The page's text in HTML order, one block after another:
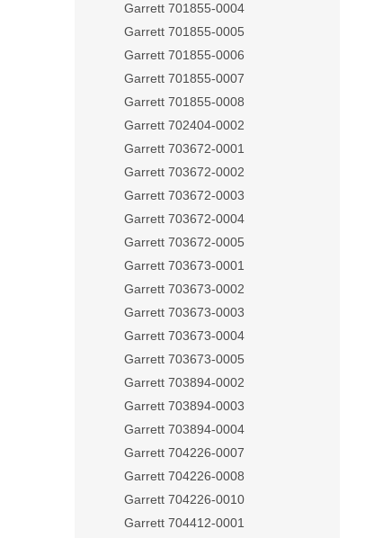
Garrett 701855-0004
Garrett 701855-0005
Garrett 701855-0006
Garrett 701855-0007
Garrett 701855-0008
Garrett 702404-0002
Garrett 703672-0001
Garrett 703672-0002
Garrett 703672-0003
Garrett 703672-0004
Garrett 703672-0005
Garrett 703673-0001
Garrett 703673-0002
Garrett 703673-0003
Garrett 703673-0004
Garrett 703673-0005
Garrett 703894-0002
Garrett 703894-0003
Garrett 703894-0004
Garrett 704226-0007
Garrett 704226-0008
Garrett 704226-0010
Garrett 704412-0001